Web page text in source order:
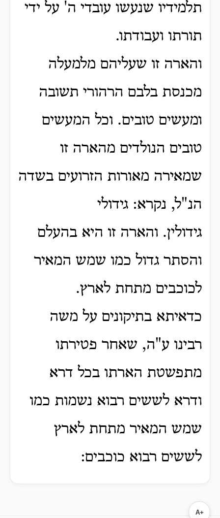
תלמידיו שנעשו עובדי ה' על ידי
תורתו ועבודתו.
והארה זו שעליהם מלמעלה
מכנסת בלבם הרהורי תשובה
ומעשים טובים. וכל המעשים
טובים הנולדים מהארה זו
שמאירה מאורות הזרועים בשדה
הנ"ל, נקרא: גידולי
גידולין. והארה זו היא בהעלם
והסתר גדול כמו שמש המאיר
לכוכבים מתחת לארץ.
כדאיתא בתיקונים על משה
רבינו ע"ה, שאחר פטירתו
מתפשטת הארתו בכל דרא
ודרא לששים רבוא נשמות כמו
שמש המאיר מתחת לארץ
לששים רבוא כוכבים:
A+